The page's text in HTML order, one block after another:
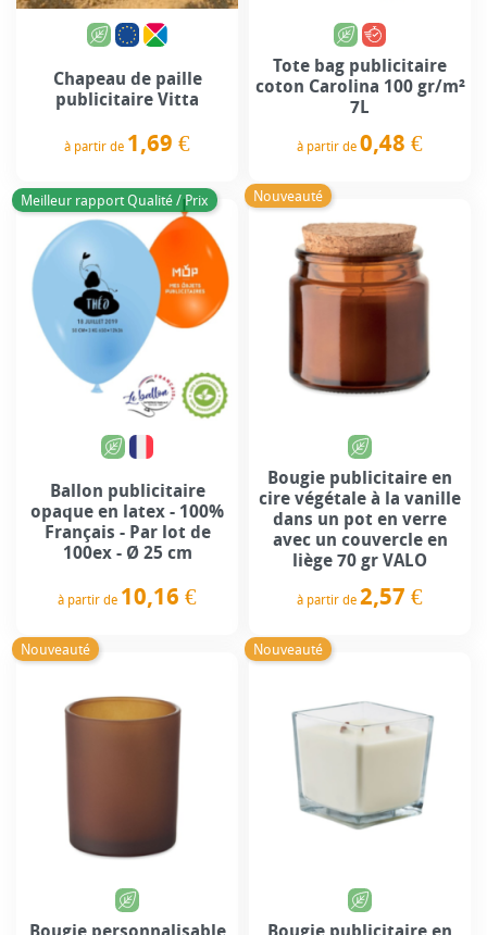
Chapeau de paille
publicitaire Vitta
à partir de 1,69 €
Tote bag publicitaire
coton Carolina 100 gr/m²
7L
à partir de 0,48 €
Meilleur rapport Qualité / Prix
Ballon publicitaire
opaque en latex - 100%
Français - Par lot de
100ex - Ø 25 cm
à partir de 10,16 €
Nouveauté
Bougie publicitaire en
cire végétale à la vanille
dans un pot en verre
avec un couvercle en
liège 70 gr VALO
à partir de 2,57 €
Nouveauté Nouveauté